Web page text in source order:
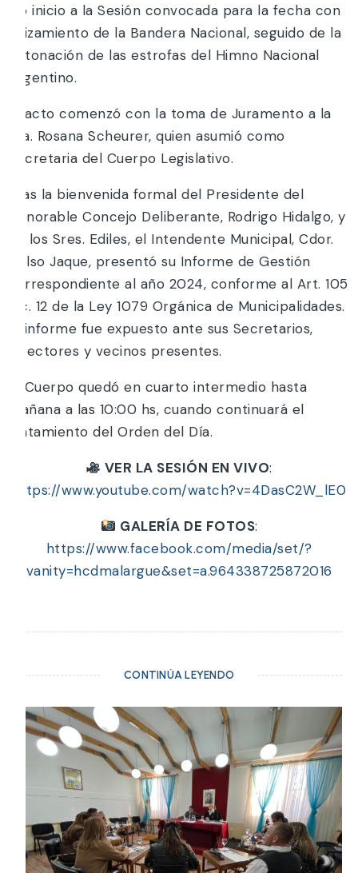
dio inicio a la Sesión convocada para la fecha con
el izamiento de la Bandera Nacional, seguido de la
entonación de las estrofas del Himno Nacional
Argentino.
El acto comenzó con la toma de Juramento a la
Sra. Rosana Scheurer, quien asumió como
Secretaria del Cuerpo Legislativo.
Tras la bienvenida formal del Presidente del
Honorable Concejo Deliberante, Rodrigo Hidalgo, y
de los Sres. Ediles, el Intendente Municipal, Cdor.
Celso Jaque, presentó su Informe de Gestión
correspondiente al año 2024, conforme al Art. 105
Inc. 12 de la Ley 1079 Orgánica de Municipalidades.
El informe fue expuesto ante sus Secretarios,
Directores y vecinos presentes.
El Cuerpo quedó en cuarto intermedio hasta
mañana a las 10:00 hs, cuando continuará el
tratamiento del Orden del Día.
VER LA SESIÓN EN VIVO:
https://www.youtube.com/watch?v=4DasC2W_lE0
GALERÍA DE FOTOS:
https://www.facebook.com/media/set/?
vanity=hcdmalargue&set=a.964338725872016
CONTINÚA LEYENDO